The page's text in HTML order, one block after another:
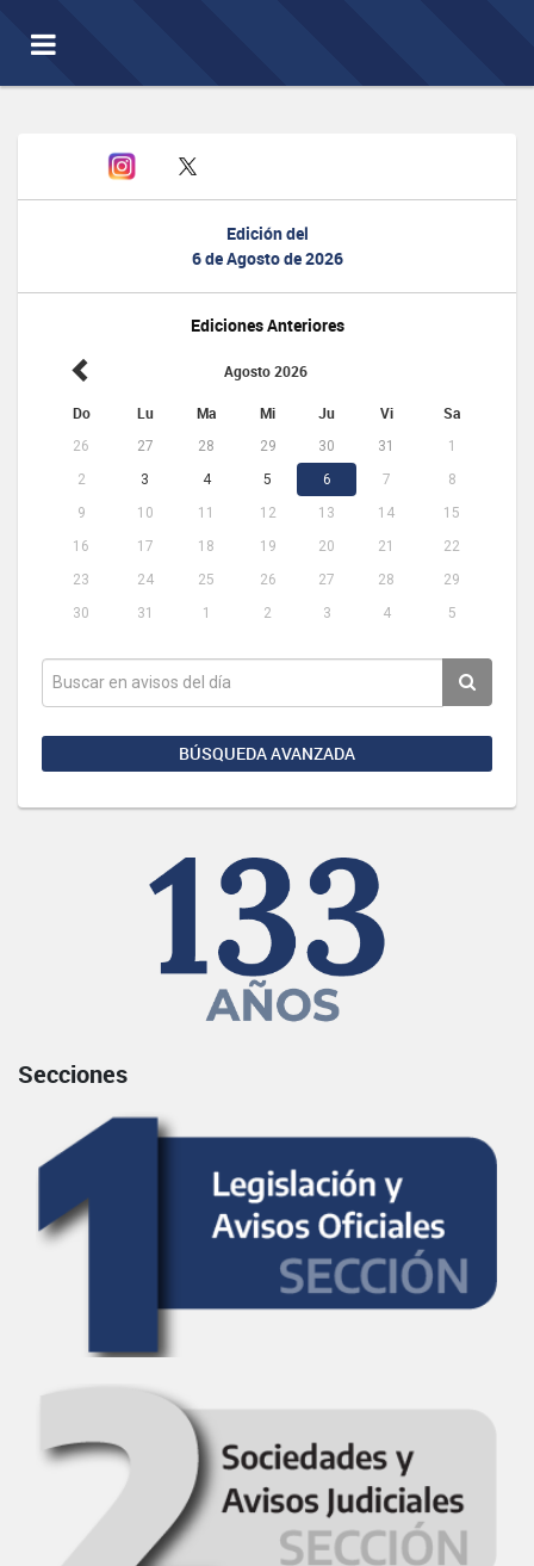
Toggle
navigation
Edición del
6 de Agosto de 2026
Ediciones Anteriores
Agosto 2026
Do Lu Ma Mi Ju Vi Sa
26 27 28 29 30 31
1
2
3 4 5 6 7
8
9
10 11 12 13 14
15
16
17 18 19 20 21
22
23
24 25 26 27 28
29
30
31 1 2 3 4 5
BÚSQUEDA AVANZADA
Secciones